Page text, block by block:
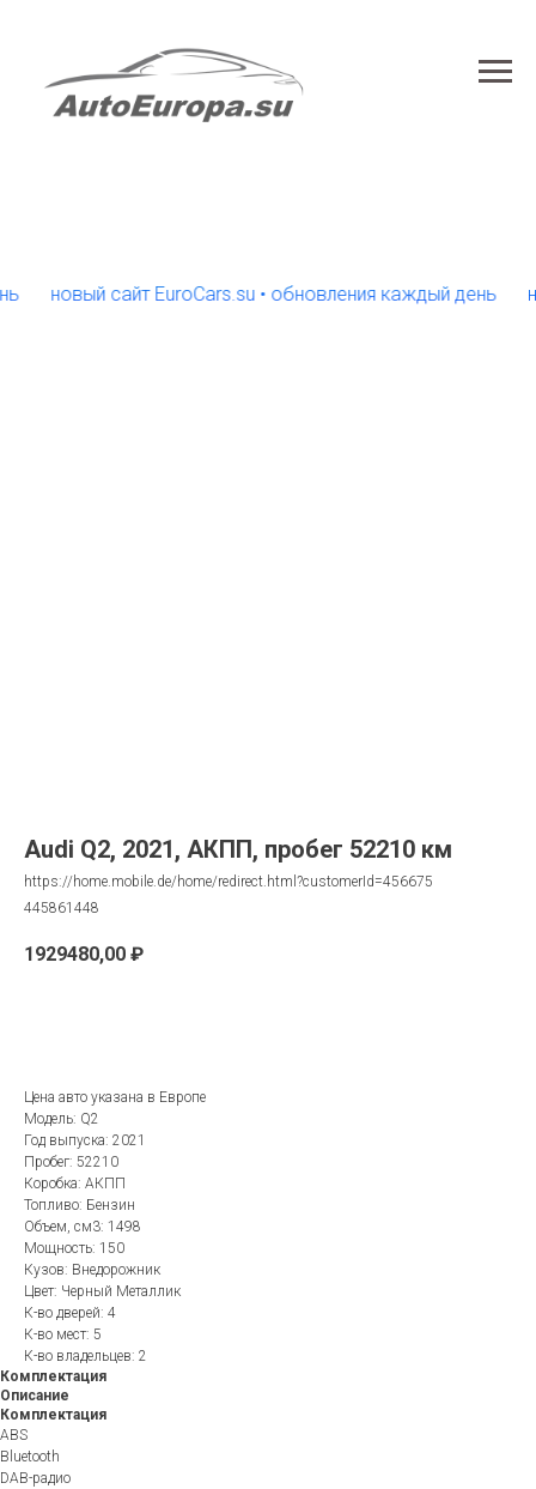
новый сайт EuroCars.su • обновления каждый день
Audi Q2, 2021, АКПП, пробег 52210 км
https://home.mobile.de/home/redirect.html?customerId=456675
445861448
1929480,00 ₽
Цена авто указана в Европе
Модель: Q2
Год выпуска: 2021
Пробег: 52210
Коробка: АКПП
Топливо: Бензин
Объем, см3: 1498
Мощность: 150
Кузов: Внедорожник
Цвет: Черный Металлик
К-во дверей: 4
К-во мест: 5
К-во владельцев: 2
Комплектация
Описание
Комплектация
ABS
Bluetooth
DAB-радио